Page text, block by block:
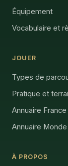
Équipement
Vocabulaire et
JOUER
Types de
Pratique et
Annuaire France
Annuaire Monde
À PROPOS